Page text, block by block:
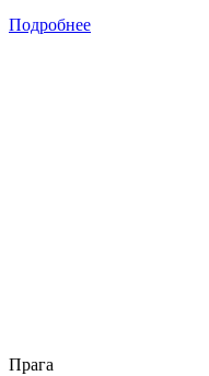
Подробнее
Прага